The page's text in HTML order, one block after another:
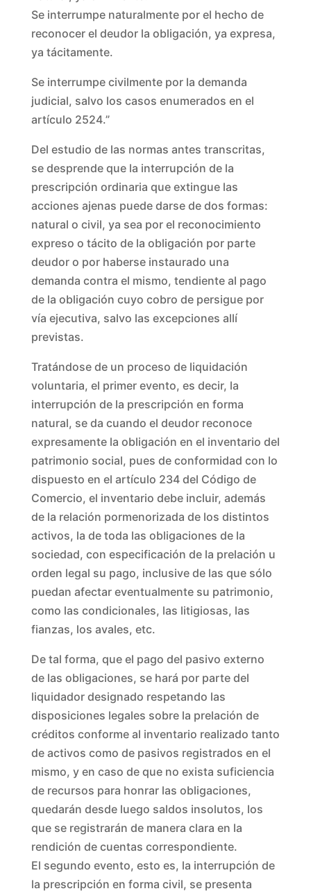
Se interrumpe naturalmente por el hecho de
reconocer el deudor la obligación, ya expresa,
ya tácitamente.
Se interrumpe civilmente por la demanda
judicial, salvo los casos enumerados en el
artículo 2524.”
Del estudio de las normas antes transcritas,
se desprende que la interrupción de la
prescripción ordinaria que extingue las
acciones ajenas puede darse de dos formas:
natural o civil, ya sea por el reconocimiento
expreso o tácito de la obligación por parte
deudor o por haberse instaurado una
demanda contra el mismo, tendiente al pago
de la obligación cuyo cobro de persigue por
vía ejecutiva, salvo las excepciones allí
previstas.
Tratándose de un proceso de liquidación
voluntaria, el primer evento, es decir, la
interrupción de la prescripción en forma
natural, se da cuando el deudor reconoce
expresamente la obligación en el inventario del
patrimonio social, pues de conformidad con lo
dispuesto en el artículo 234 del Código de
Comercio, el inventario debe incluir, además
de la relación pormenorizada de los distintos
activos, la de toda las obligaciones de la
sociedad, con especificación de la prelación u
orden legal su pago, inclusive de las que sólo
puedan afectar eventualmente su patrimonio,
como las condicionales, las litigiosas, las
fianzas, los avales, etc.
De tal forma, que el pago del pasivo externo
de las obligaciones, se hará por parte del
liquidador designado respetando las
disposiciones legales sobre la prelación de
créditos conforme al inventario realizado tanto
de activos como de pasivos registrados en el
mismo, y en caso de que no exista suficiencia
de recursos para honrar las obligaciones,
quedarán desde luego saldos insolutos, los
que se registrarán de manera clara en la
rendición de cuentas correspondiente.
El segundo evento, esto es, la interrupción de
la prescripción en forma civil, se presenta